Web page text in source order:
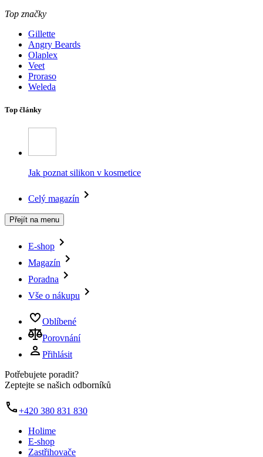
Top značky
Gillette
Angry Beards
Olaplex
Veet
Proraso
Weleda
Top články
Jak poznat silikon v kosmetice
Celý magazín
Přejít na menu
E-shop
Magazín
Poradna
Vše o nákupu
Oblíbené
Porovnání
Přihlásit
Potřebujete poradit?
Zeptejte se našich odborníků
+420 380 831 830
Holime
E-shop
Zastřihovače